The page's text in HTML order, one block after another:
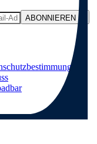
ABONNIEREN